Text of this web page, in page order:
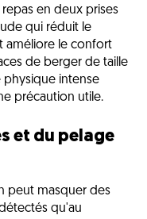
en deux prises
qui réduit le
améliore le confort
de berger de taille
physique intense
précaution utile.
et du pelage
peut masquer des
qu'au